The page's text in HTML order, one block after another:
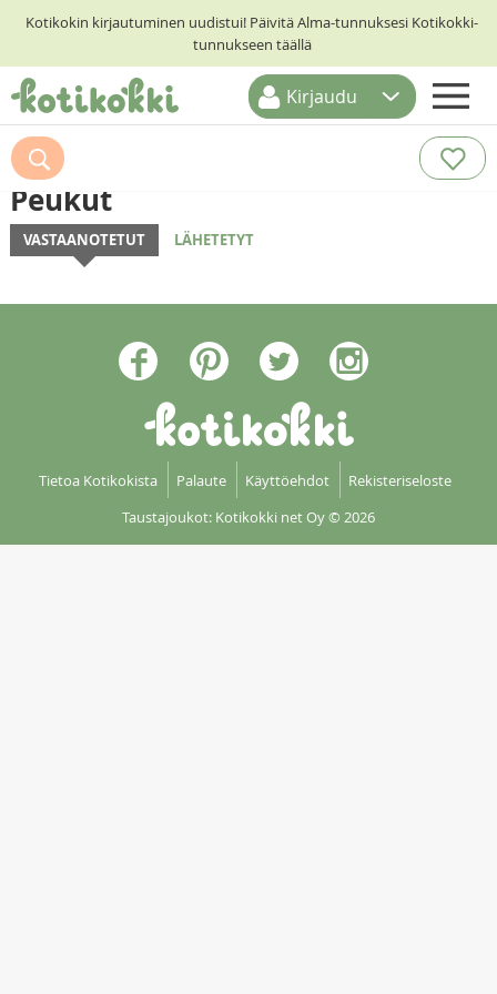
Kotikokin kirjautuminen uudistui! Päivitä Alma-tunnuksesi Kotikokki-
tunnukseen täällä
ETUSIVU
RESEPTIHAKU
RUOKATEEMAT
KESKUSTELUT
KOTIKOKIT
Kirjaudu
Peukut
VASTAANOTETUT LÄHETETYT
Tietoa Kotikokista Palaute Käyttöehdot
Rekisteriseloste
Taustajoukot: Kotikokki net Oy© 2026